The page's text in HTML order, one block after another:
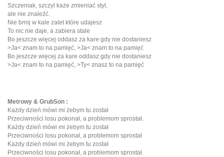
Szczeniak, szczyl każe zmieniać styl,
ale nie znaleźć.
Nie brnij w kale zalet które udajesz
To nic nie daje, a zabiera stale
Bo jeszcze więcej oddasz za kare gdy nie dostaniesz
>Ja< znam to na pamięć, >Ja< znam to na pamięć
Bo jeszcze więcej za kare oddasz gdy nie dostaniesz
>Ja< znam to na pamięć, >Ty< znasz to na pamięć
Metrowy & GrubSon :
Każdy dzień mówi mi żebym tu został
Przeciwności losu pokonał, a problemom sprostał.
Każdy dzień mówi mi żebym tu został
Przeciwności losu pokonał, a problemom sprostał
Każdy dzień mówi mi żebym tu został
Przeciwności losu pokonał, a problemom sprostał.